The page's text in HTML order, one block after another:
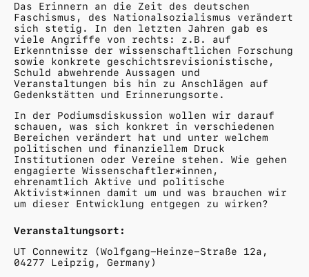
Das Erinnern an die Zeit des deutschen
Faschismus, des Nationalsozialismus verändert
sich stetig. In den letzten Jahren gab es
viele Angriffe von rechts: z.B. auf
Erkenntnisse der wissenschaftlichen Forschung
sowie konkrete geschichtsrevisionistische,
Schuld abwehrende Aussagen und
Veranstaltungen bis hin zu Anschlägen auf
Gedenkstätten und Erinnerungsorte.
In der Podiumsdiskussion wollen wir darauf
schauen, was sich konkret in verschiedenen
Bereichen verändert hat und unter welchem
politischen und finanziellem Druck
Institutionen oder Vereine stehen. Wie gehen
engagierte Wissenschaftler*innen,
ehrenamtlich Aktive und politische
Aktivist*innen damit um und was brauchen wir
um dieser Entwicklung entgegen zu wirken?
Veranstaltungsort:
UT Connewitz (Wolfgang-Heinze-Straße 12a,
04277 Leipzig, Germany)